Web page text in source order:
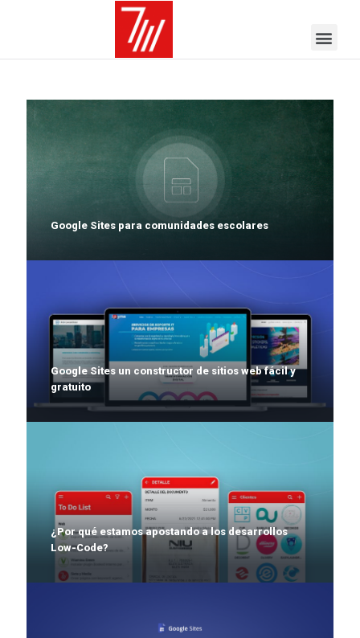
Google Sites para comunidades escolares
Google Sites un constructor de sitios web fácil y
gratuito
¿Por qué estamos apostando a los desarrollos
Low-Code?